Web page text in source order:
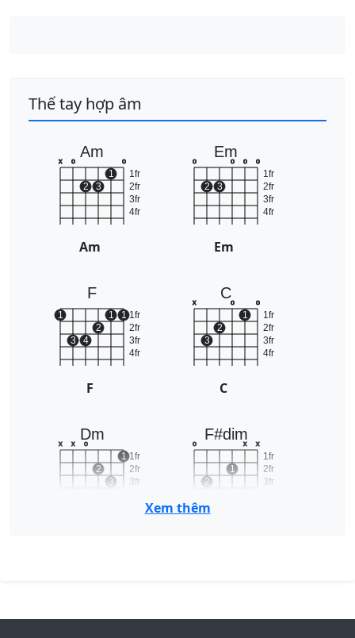
Thế tay hợp âm
Am
1fr
2fr
3fr
4fr
x o
2 3
1
o
Am
Em
1fr
2fr
3fr
4fr
o
2 3
o o o
Em
F
1fr
2fr
3fr
4fr
1
3 4
2
1 1
F
C
1fr
2fr
3fr
4fr
x
3
2
o
1
o
C
Dm
1fr
2fr
3fr
x x o
2
3
1
F#dim
1fr
2fr
3fr
o
2
1
x x
Xem thêm